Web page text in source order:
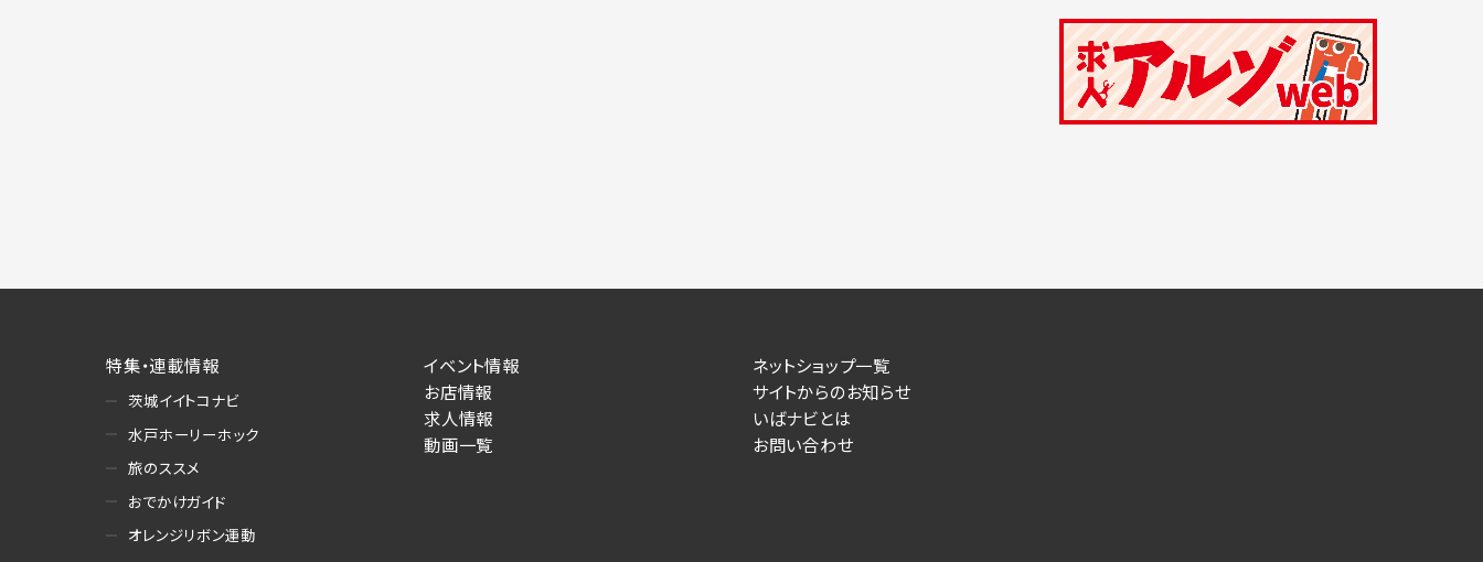
特集・連載情報
茨城イイトコナビ
水戸ホーリーホック
旅のススメ
おでかけガイド
オレンジリボン運動
イベント情報
お店情報
求人情報
動画一覧
ネットショップ一覧
サイトからのお知らせ
いばナビとは
お問い合わせ